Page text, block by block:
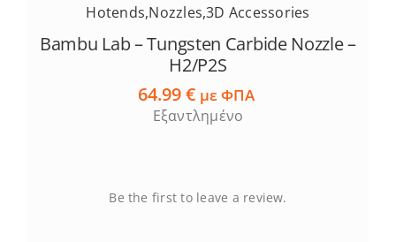
Hotends,Nozzles,3D Accessories
Bambu Lab – Tungsten Carbide Nozzle –
H2/P2S
64.99€ με ΦΠΑ
Εξαντλημένο
Be the first to leave a review.